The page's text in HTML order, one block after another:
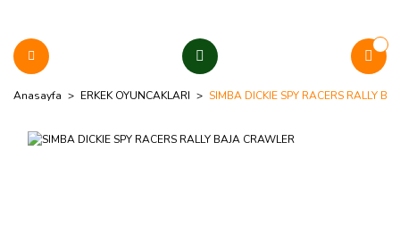
Anasayfa ERKEK OYUNCAKLARI SIMBA DICKIE SPY RACERS RALLY